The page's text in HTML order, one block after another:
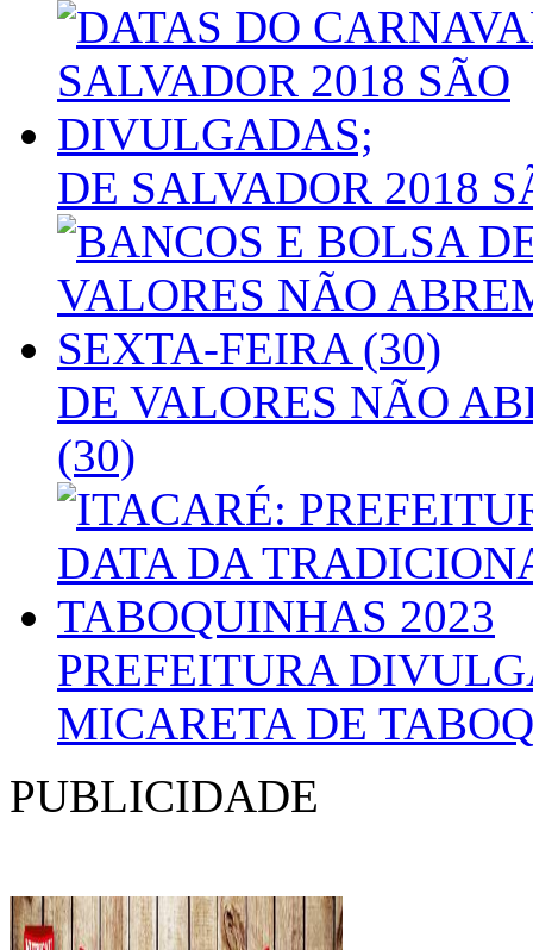
DE SALVADOR 2018
DE VALORES NÃO
(30)
PREFEITURA
MICARETA DE
PUBLICIDADE